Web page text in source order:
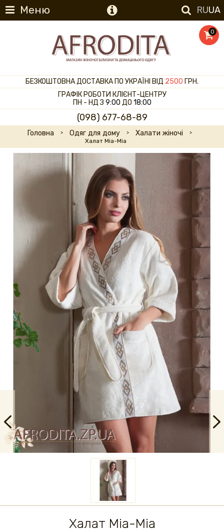
Меню RUUA
0
БЕЗКОШТОВНА ДОСТАВКА ПО УКРАЇНІ ВІД 2500 ГРН.
ГРАФІК РОБОТИ КЛІЄНТ-ЦЕНТРУ
ПН - НД З 9:00 ДО 18:00
(098) 677-68-89
Головна Одяг для дому Халати жіночі
Халат Mia-Mia
Халат Mia-Mia